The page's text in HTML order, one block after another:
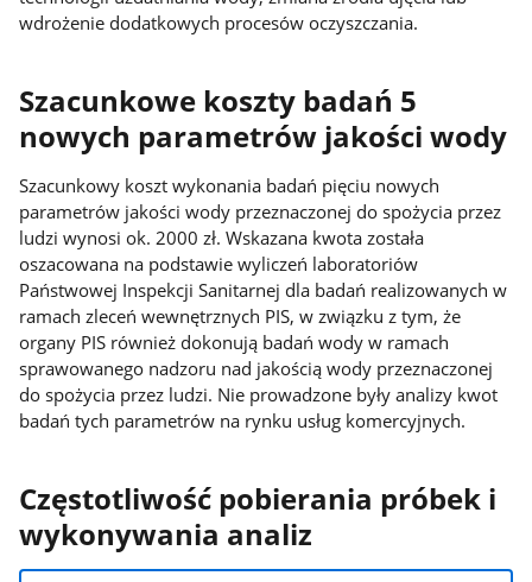
wdrożenie dodatkowych procesów oczyszczania.
Szacunkowe koszty badań 5
nowych parametrów jakości wody
Szacunkowy koszt wykonania badań pięciu nowych
parametrów jakości wody przeznaczonej do spożycia przez
ludzi wynosi ok. 2000 zł. Wskazana kwota została
oszacowana na podstawie wyliczeń laboratoriów
Państwowej Inspekcji Sanitarnej dla badań realizowanych w
ramach zleceń wewnętrznych PIS, w związku z tym, że
organy PIS również dokonują badań wody w ramach
sprawowanego nadzoru nad jakością wody przeznaczonej
do spożycia przez ludzi. Nie prowadzone były analizy kwot
badań tych parametrów na rynku usług komercyjnych.
Częstotliwość pobierania próbek i
wykonywania analiz